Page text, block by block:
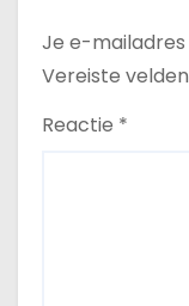
Je e-
Vereiste
Reactie *